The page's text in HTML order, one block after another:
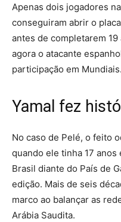
Apenas dois jogadores
conseguiram abrir o
antes de completarem
agora o atacante
participação em Mundiais.
Yamal fez
No caso de Pelé, o feito
quando ele tinha 17
Brasil diante do País de
edição. Mais de seis
marco ao balançar as
Arábia Saudita.